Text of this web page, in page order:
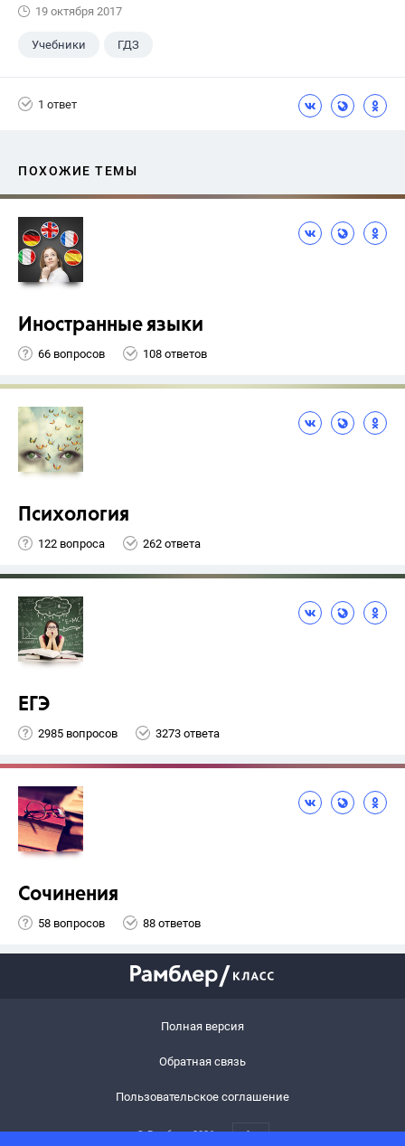
19 октября 2017
Учебники ГДЗ
1 ответ
ПОХОЖИЕ ТЕМЫ
Иностранные языки
66 вопросов 108 ответов
Психология
122 вопроса 262 ответа
ЕГЭ
2985 вопросов 3273 ответа
Сочинения
58 вопросов 88 ответов
Полная версия
Обратная связь
Пользовательское соглашение
© Рамблер,2026 6+